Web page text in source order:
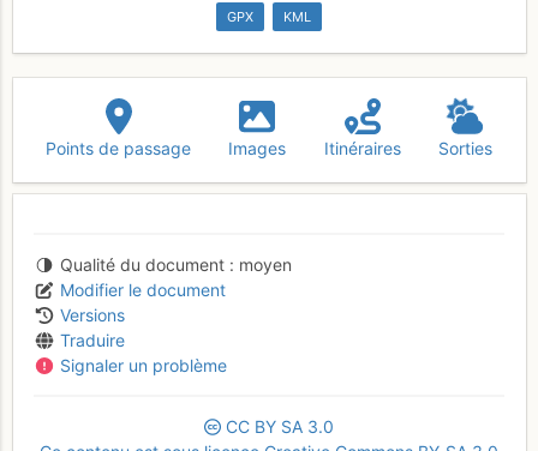
GPX KML
Points de passage Images Itinéraires Sorties
Qualité du document
moyen
Modifier le document
Versions
Traduire
Signaler un problème
CC BY SA 3.0